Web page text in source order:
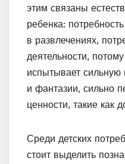
этим связаны
ребенка:
в развлечениях,
деятельности,
испытывает
и фантазии, сильно
ценности, такие как
Среди детских
стоит выделить